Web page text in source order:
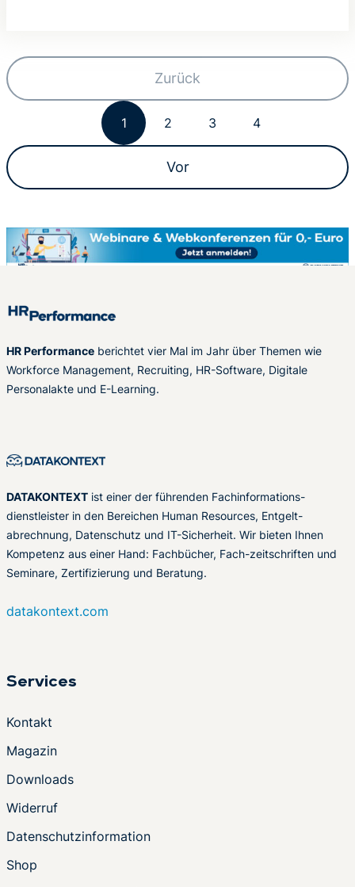
Zurück
1 2 3 4
Vor
HR Performance berichtet vier Mal im Jahr über Themen wie
Workforce Management, Recruiting, HR-Software, Digitale
Personalakte und E-Learning.
DATAKONTEXT ist einer der führenden Fachinformations-
dienstleister in den Bereichen Human Resources, Entgelt-
abrechnung, Datenschutz und IT-Sicherheit. Wir bieten Ihnen
Kompetenz aus einer Hand: Fachbücher, Fach-zeitschriften und
Seminare, Zertifizierung und Beratung.
datakontext.com
Services
Kontakt
Magazin
Downloads
Widerruf
Datenschutzinformation
Shop